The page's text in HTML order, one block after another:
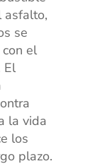
asfalto,
se
el
El
la vida
los
plazo.